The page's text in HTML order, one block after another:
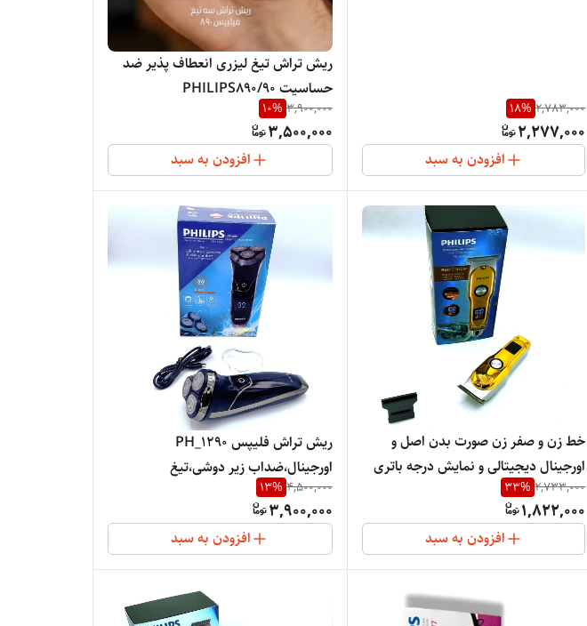
2,783,000
18%
2,277,000
افزودن به سبد
ریش تراش تیغ لیزری انعطاف پذیر ضد
حساسیت PHILIPS890/90
3,900,000
10%
3,500,000
افزودن به سبد
خط زن و صفر زن صورت بدن اصل و
اورجینال دیجیتالی و نمایش درجه باتری
باتری لیتیم شارژی و مستقیم برق
2,733,000
33%
1,822,000
افزودن به سبد
ریش تراش فلیپس PH_1290
اورجینال،ضداب زیر دوشی،تیغ
الماسی،ضد زنگ زدن تیغ
ها،دیجیتالی،شارژی مستقیم برق
4,500,000
13%
3,900,000
افزودن به سبد